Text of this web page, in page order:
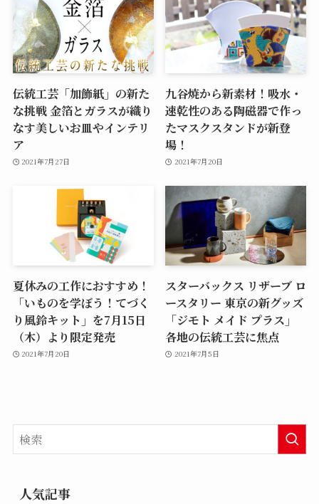
伝統工芸「加飾紙」の新た
な挑戦 金箔とガラスが織り
なす美しいお皿やインテリ
ア
2021年7月27日
九谷焼から新素材！吸水・
速乾性のある陶磁器で作っ
たマスクスタンドが新登
場！
2021年7月20日
夏休みの工作におすすめ！
「いものを学ぼう！てづく
り風鈴キット」を7月15日
（木）より限定発売
2021年7月20日
スターバックス リザーブ ロ
ースタリー 東京の新グッズ
「ジモト メイド プラス」
各地の伝統工芸に焦点
2021年7月5日
人気記事